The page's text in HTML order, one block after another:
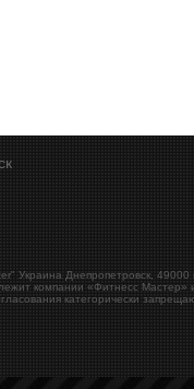
Украина Днепропетровск 49000
компании «Фитнесс Мастер»
категорически